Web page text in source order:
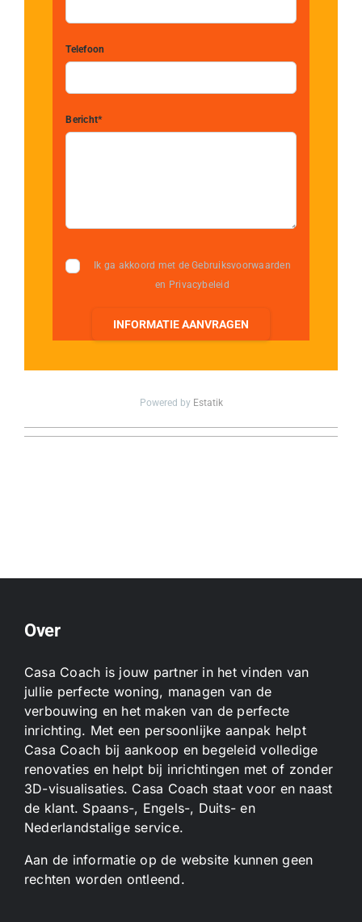
Telefoon
Bericht*
Ik ga akkoord met de Gebruiksvoorwaarden
en Privacybeleid
INFORMATIE AANVRAGEN
Powered by Estatik
Over
Casa Coach is jouw partner in het vinden van
jullie perfecte woning, managen van de
verbouwing en het maken van de perfecte
inrichting. Met een persoonlijke aanpak helpt
Casa Coach bij aankoop en begeleid volledige
renovaties en helpt bij inrichtingen met of zonder
3D-visualisaties. Casa Coach staat voor en naast
de klant. Spaans-, Engels-, Duits- en
Nederlandstalige service.
Aan de informatie op de website kunnen geen
rechten worden ontleend.